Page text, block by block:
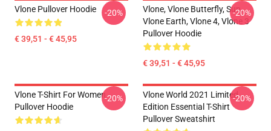
Vlone Pullover Hoodie
€ 39,51 - € 45,95
-20%
Vlone, Vlone Butterfly, Sun,
Vlone Earth, Vlone 4, Vlone 3
Pullover Hoodie
€ 39,51 - € 45,95
-20%
Vlone T-Shirt For Women
Pullover Hoodie
-20%
Vlone World 2021 Limited
Edition Essential T-Shirt
Pullover Sweatshirt
-20%